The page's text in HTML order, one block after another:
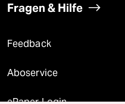
Fragen & Hilfe
Feedback
Aboservice